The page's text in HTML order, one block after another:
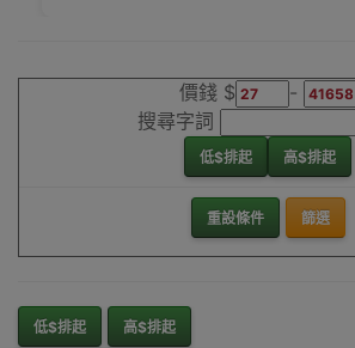
價錢 $
-
搜尋字詞
低$排起 高$排起
重設條件 篩選
低$排起 高$排起